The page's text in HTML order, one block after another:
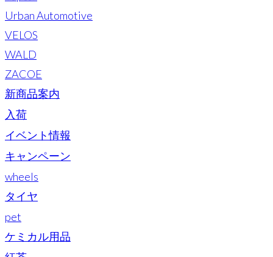
Urban Automotive
VELOS
WALD
ZACOE
新商品案内
入荷
イベント情報
キャンペーン
wheels
タイヤ
pet
ケミカル用品